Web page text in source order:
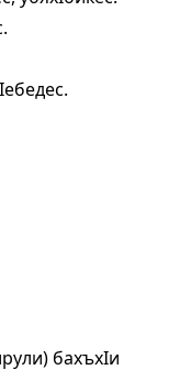
бахъхIи